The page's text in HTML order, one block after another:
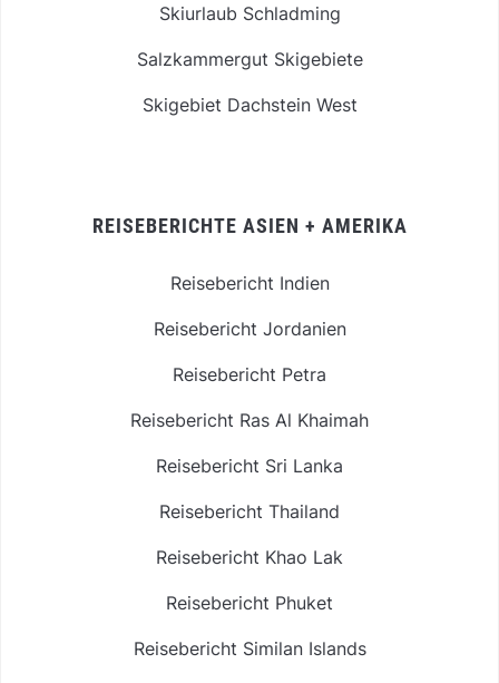
Skiurlaub Schladming
Salzkammergut Skigebiete
Skigebiet Dachstein West
REISEBERICHTE ASIEN + AMERIKA
Reisebericht Indien
Reisebericht Jordanien
Reisebericht Petra
Reisebericht Ras Al Khaimah
Reisebericht Sri Lanka
Reisebericht Thailand
Reisebericht Khao Lak
Reisebericht Phuket
Reisebericht Similan Islands